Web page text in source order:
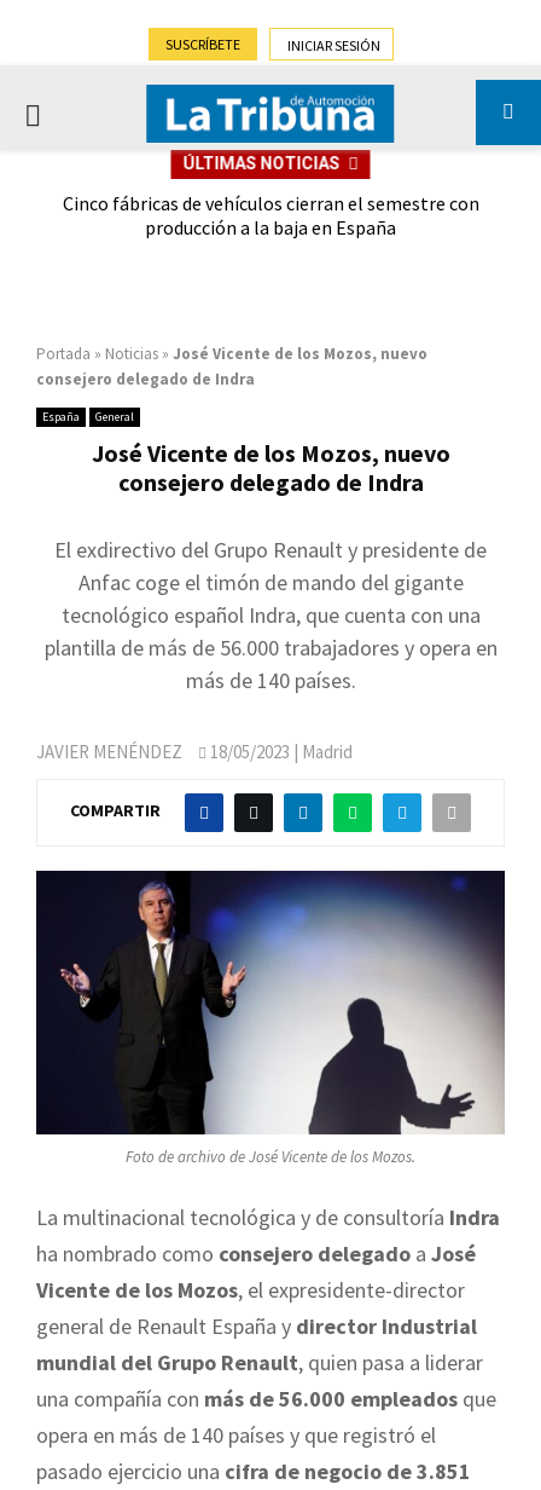
SUSCRÍBETE INICIAR SESIÓN
PRIMARY
ÚLTIMAS NOTICIAS
Cinco fábricas de vehículos cierran el semestre con
producción a la baja en España
Portada » Noticias » José Vicente de los Mozos, nuevo
consejero delegado de Indra
España General
José Vicente de los Mozos, nuevo
consejero delegado de Indra
El exdirectivo del Grupo Renault y presidente de
Anfac coge el timón de mando del gigante
tecnológico español Indra, que cuenta con una
plantilla de más de 56.000 trabajadores y opera en
más de 140 países.
JAVIER MENÉNDEZ 18/05/2023 | Madrid
COMPARTIR
Foto de archivo de José Vicente de los Mozos.
La multinacional tecnológica y de consultoría Indra
ha nombrado como consejero delegado a José
Vicente de los Mozos, el expresidente-director
general de Renault España y director Industrial
mundial del Grupo Renault, quien pasa a liderar
una compañía con más de 56.000 empleados que
opera en más de 140 países y que registró el
pasado ejercicio una cifra de negocio de 3.851